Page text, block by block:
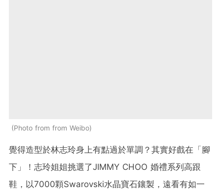
Photo from from Weibo
覺得造型於林志玲身上有點過於單調？其實好戲在「腳
下」！志玲姐姐挑選了JIMMY CHOO 婚禮系列高跟
鞋，以7000顆Swarovski水晶寶石鑲製，遠看有如一